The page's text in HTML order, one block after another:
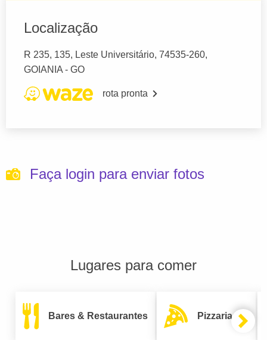
Localização
R 235, 135, Leste Universitário, 74535-260,
GOIANIA - GO
rota pronta
Faça login para enviar fotos
Lugares para comer
Bares & Restaurantes Pizzarias